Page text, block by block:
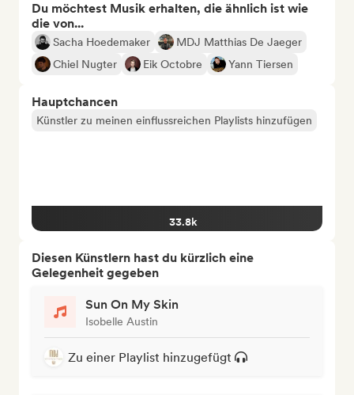
Du möchtest Musik erhalten, die ähnlich ist wie
die von...
Sacha Hoedemaker
MDJ Matthias De Jaeger
Chiel Nugter
Eik Octobre Yann Tiersen
Hauptchancen
Künstler zu meinen einflussreichen Playlists hinzufügen
33.8k
Diesen Künstlern hast du kürzlich eine
Gelegenheit gegeben
Sun On My Skin
Isobelle Austin
Zu einer Playlist hinzugefügt